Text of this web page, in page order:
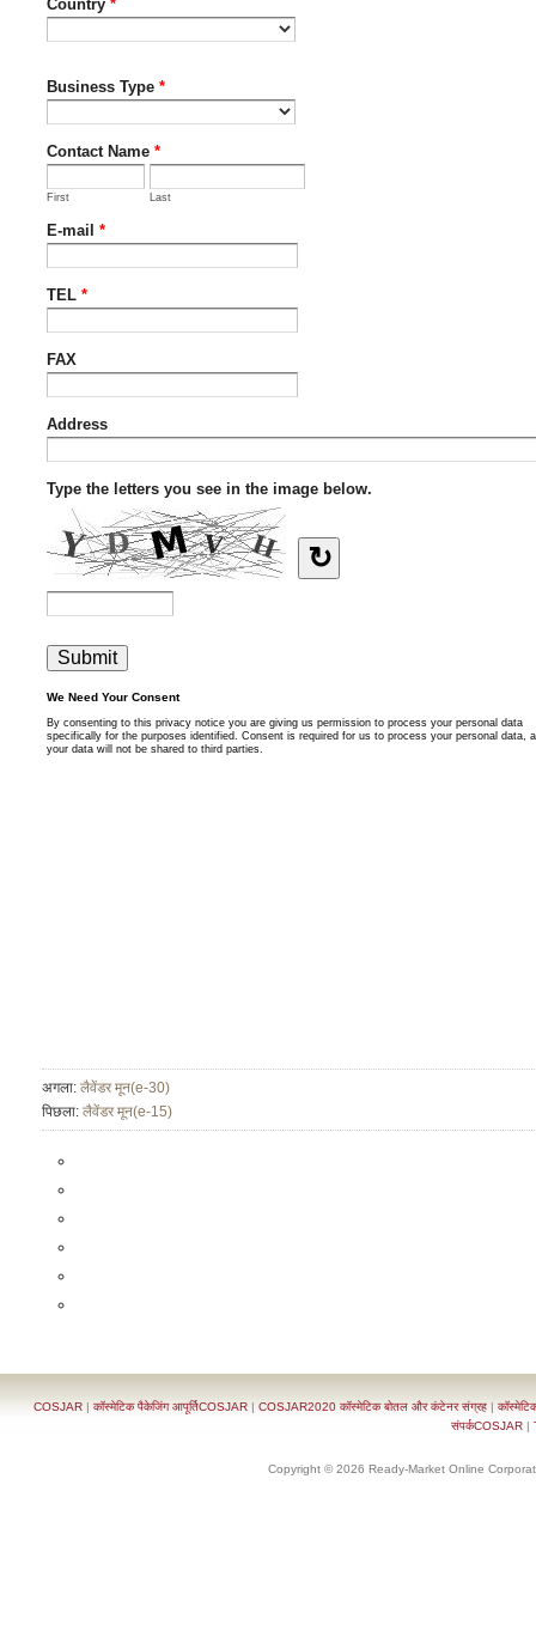
अगला: लैवेंडर मून(e-30)
पिछला: लैवेंडर मून(e-15)
COSJAR |कॉस्मेटिक पैकेजिंग आपूर्तिCOSJAR | COSJAR2020 कॉस्मेटिक बोतल और कंटेनर संग्रह |
संपर्कCOSJAR |
Copyright © 2026 Ready-Market Online